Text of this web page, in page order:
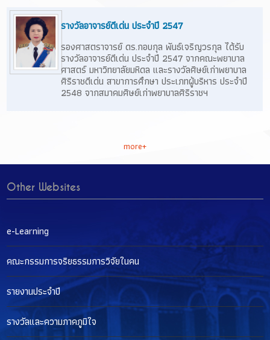
รางวัลอาจารย์ดีเด่น ประจำปี 2547
รองศาสตราจารย์ ดร.กอบกุล พันธ์เจริญวรกุล ได้รับ
รางวัลอาจารย์ดีเด่น ประจำปี 2547 จากคณะพยาบาล
ศาสตร์ มหาวิทยาลัยมหิดล และรางวัลศิษย์เก่าพยาบาล
ศิริราชดีเด่น สาขาการศึกษา ประเภทผู้บริหาร ประจำปี
2548 จากสมาคมศิษย์เก่าพยาบาลศิริราชฯ
more+
Other Websites
e-Learning
คณะกรรมการจริยธรรมการวิจัยในคน
รายงานประจำปี
รางวัลและความภาคภูมิใจ